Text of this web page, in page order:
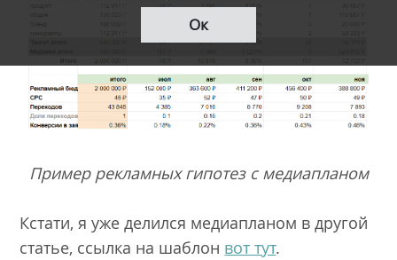
Пример рекламных гипотез с медиапланом
Кстати, я уже делился медиапланом в другой
статье, ссылка на шаблон вот тут.
Ок